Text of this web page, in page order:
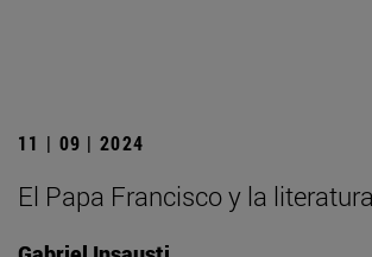
11 | 09 | 2024
El Papa Francisco y la literatura